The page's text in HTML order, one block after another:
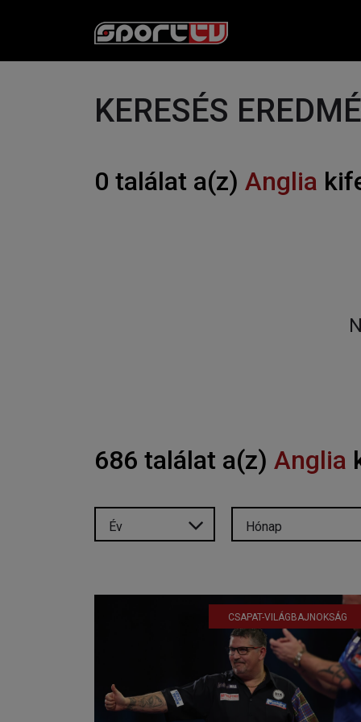
KERESÉS
0 találat a(z) Anglia
686 találat a(z) Anglia
Év Hónap
CSAPAT-VILÁGBAJNOKSÁG